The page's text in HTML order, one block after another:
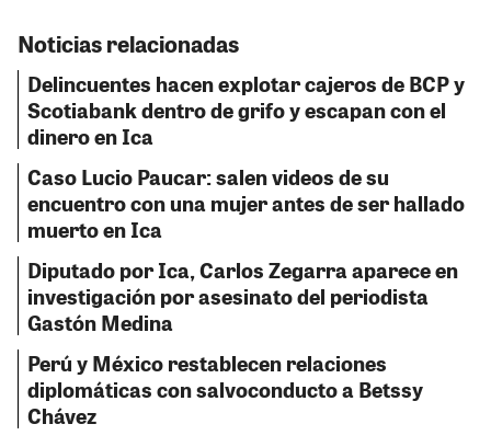
Noticias relacionadas
Delincuentes hacen explotar cajeros de BCP y
Scotiabank dentro de grifo y escapan con el
dinero en Ica
Caso Lucio Paucar: salen videos de su
encuentro con una mujer antes de ser hallado
muerto en Ica
Diputado por Ica, Carlos Zegarra aparece en
investigación por asesinato del periodista
Gastón Medina
Perú y México restablecen relaciones
diplomáticas con salvoconducto a Betssy
Chávez